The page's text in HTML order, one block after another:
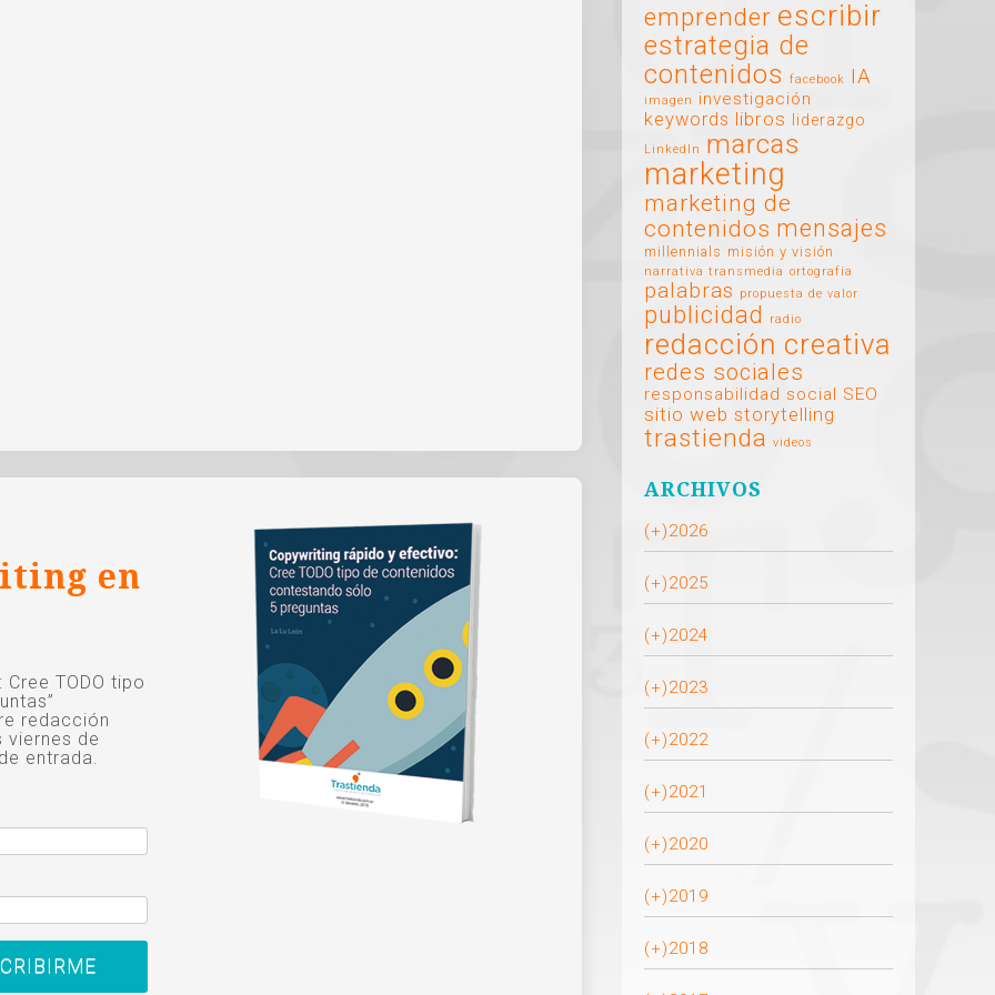
en
TODO tipo
redacción
de
entrada.
emprender escribir
estrategia de
contenidos
facebook IA
imagen investigación
keywords libros liderazgo
LinkedIn marcas
marketing
marketing de
contenidos mensajes
millennials misión y visión
narrativa transmedia ortografía
palabras propuesta de valor
publicidad radio
redacción creativa
redes sociales
responsabilidad social SEO
sitio web storytelling
trastienda videos
ARCHIVOS
(+)2026
(+)2025
(+)2024
(+)2023
(+)2022
(+)2021
(+)2020
(+)2019
(+)2018